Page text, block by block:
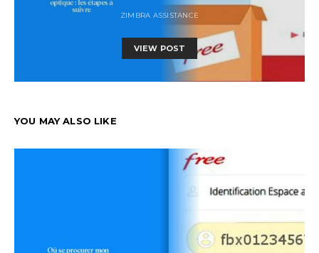
ZIMBRA ASSISTANCE
VIEW POST
YOU MAY ALSO LIKE